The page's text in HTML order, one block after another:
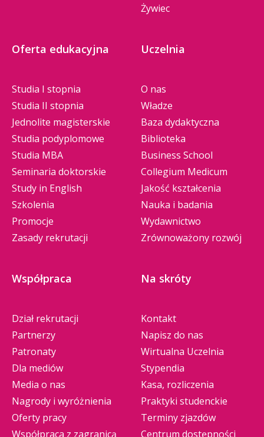
Żywiec
Oferta edukacyjna
Studia I stopnia
Studia II stopnia
Jednolite magisterskie
Studia podyplomowe
Studia MBA
Seminaria doktorskie
Study in English
Szkolenia
Promocje
Zasady rekrutacji
Uczelnia
O nas
Władze
Baza dydaktyczna
Biblioteka
Business School
Collegium Medicum
Jakość kształcenia
Nauka i badania
Wydawnictwo
Zrównoważony rozwój
Współpraca
Dział rekrutacji
Partnerzy
Patronaty
Dla mediów
Media o nas
Nagrody i wyróżnienia
Oferty pracy
Współpraca z zagranicą
Na skróty
Kontakt
Napisz do nas
Wirtualna Uczelnia
Stypendia
Kasa, rozliczenia
Praktyki studenckie
Terminy zjazdów
Centrum dostępności